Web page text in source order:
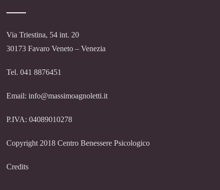
Via Triestina, 54 int. 20
30173 Favaro Veneto – Venezia
Tel. 041 8876451
Email: info@massimoagnoletti.it
P.IVA: 04089010278
Copyright 2018 Centro Benessere Psicologico
Credits